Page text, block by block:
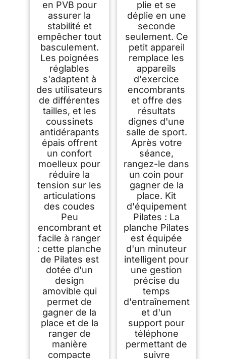
en PVB pour
assurer la
stabilité et
empêcher tout
basculement.
Les poignées
réglables
s'adaptent à
des utilisateurs
de différentes
tailles, et les
coussinets
antidérapants
épais offrent
un confort
moelleux pour
réduire la
tension sur les
articulations
des coudes
Peu
encombrant et
facile à ranger
: cette planche
de Pilates est
dotée d'un
design
amovible qui
permet de
gagner de la
place et de la
ranger de
manière
compacte
plie et se
déplie en une
seconde
seulement. Ce
petit appareil
remplace les
appareils
d'exercice
encombrants
et offre des
résultats
dignes d'une
salle de sport.
Après votre
séance,
rangez-le dans
un coin pour
gagner de la
place. Kit
d'équipement
Pilates : La
planche Pilates
est équipée
d'un minuteur
intelligent pour
une gestion
précise du
temps
d'entraînement
et d'un
support pour
téléphone
permettant de
suivre